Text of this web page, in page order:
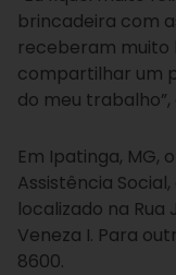
brincadeira com
receberam muito
compartilhar um
do meu trabalho”,
Em Ipatinga, MG,
Assistência
localizado na
Veneza I. Para
8600.